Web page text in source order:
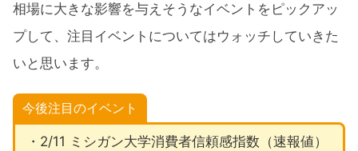
相場に大きな影響を与えそうなイベントをピックアッ
プして、注目イベントについてはウォッチしていきた
いと思います。
今後注目のイベント
・2/11 ミシガン大学消費者信頼感指数（速報値）